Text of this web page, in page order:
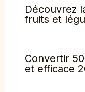
Découvrez
fruits et
Convertir
et efficace